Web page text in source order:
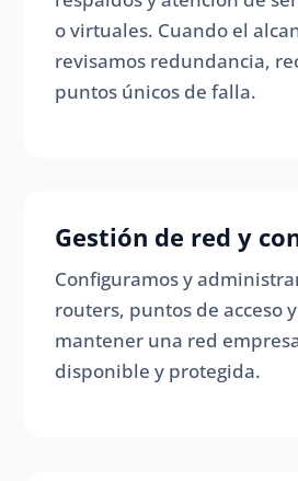
o virtuales. Cuando el
revisamos redundancia,
puntos únicos de falla.
Gestión de red y
Configuramos y
routers, puntos de acceso
mantener una red
disponible y protegida.